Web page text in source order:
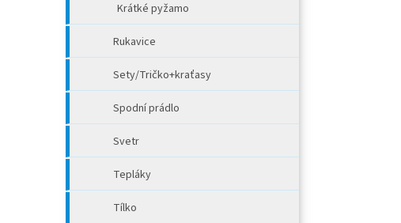
Krátké pyžamo
Rukavice
Sety/Tričko+kraťasy
Spodní prádlo
Svetr
Tepláky
Tílko